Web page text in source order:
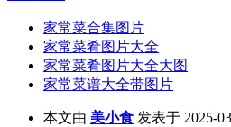
家常菜合集图片
家常菜肴图片大全
家常菜肴图片大全大图
家常菜谱大全带图片
本文由 美小食 发表于 2025-